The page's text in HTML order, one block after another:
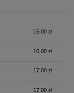
15,00 zł
16,00 zł
17,00 zł
17,00 zł